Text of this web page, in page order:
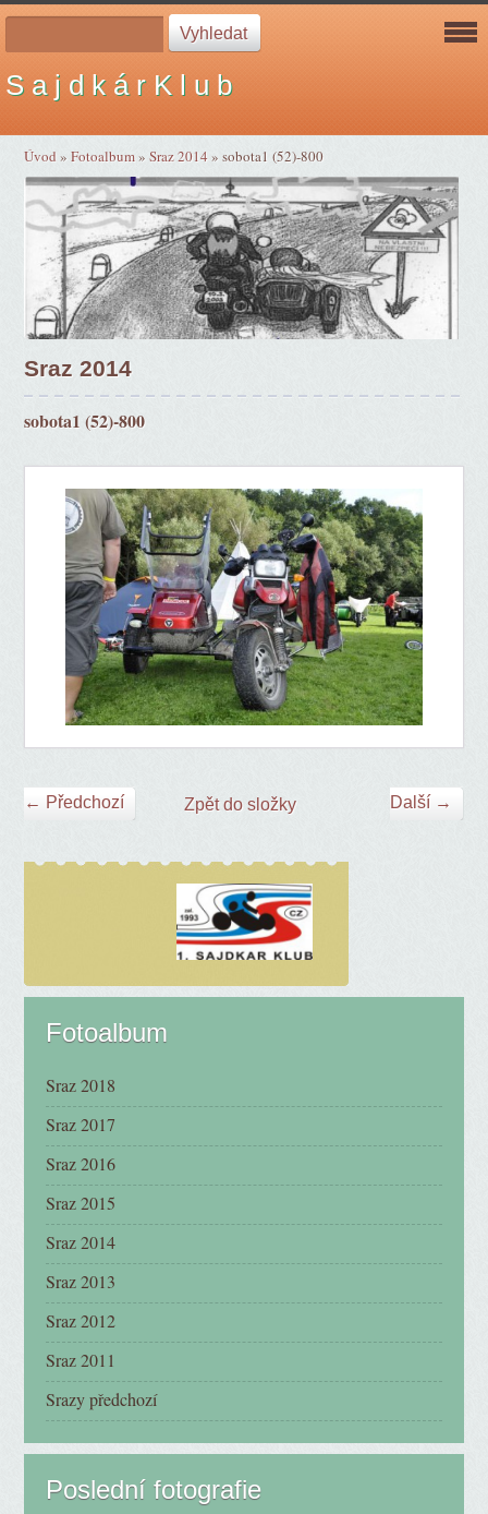
S a j d k á r K l u b
Úvod »Fotoalbum»Sraz 2014»sobota1 (52)-800
Sraz 2014
sobota1 (52)-800
← Předchozí Další →
Zpět do složky
Fotoalbum
Sraz 2018
Sraz 2017
Sraz 2016
Sraz 2015
Sraz 2014
Sraz 2013
Sraz 2012
Sraz 2011
Srazy předchozí
Poslední fotografie